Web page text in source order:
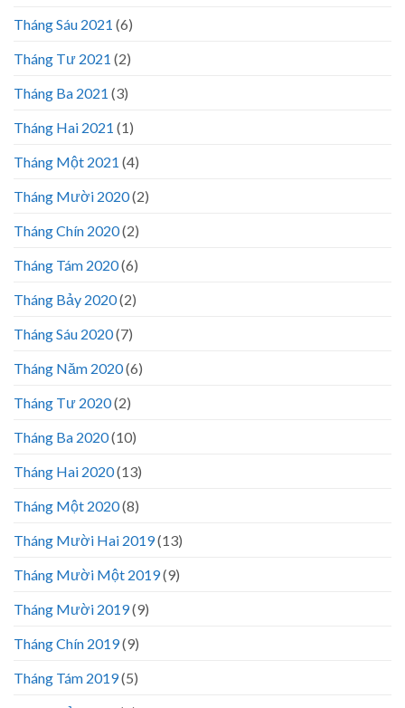
Tháng Sáu 2021 (6)
Tháng Tư 2021 (2)
Tháng Ba 2021 (3)
Tháng Hai 2021 (1)
Tháng Một 2021 (4)
Tháng Mười 2020(2)
Tháng Chín 2020(2)
Tháng Tám 2020(6)
Tháng Bảy 2020(2)
Tháng Sáu 2020(7)
Tháng Năm 2020(6)
Tháng Tư 2020(2)
Tháng Ba 2020(10)
Tháng Hai 2020(13)
Tháng Một 2020(8)
Tháng Mười Hai 2019(13)
Tháng Mười Một 2019(9)
Tháng Mười 2019(9)
Tháng Chín 2019(9)
Tháng Tám 2019(5)